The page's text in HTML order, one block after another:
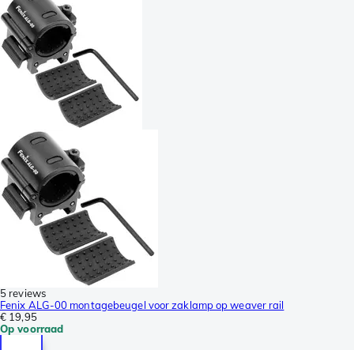
5 reviews
Fenix ALG-00 montagebeugel voor zaklamp op weaver rail
€ 19,95
Op voorraad